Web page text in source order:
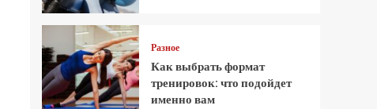
Разное
Как выбрать формат
тренировок: что подойдет
именно вам